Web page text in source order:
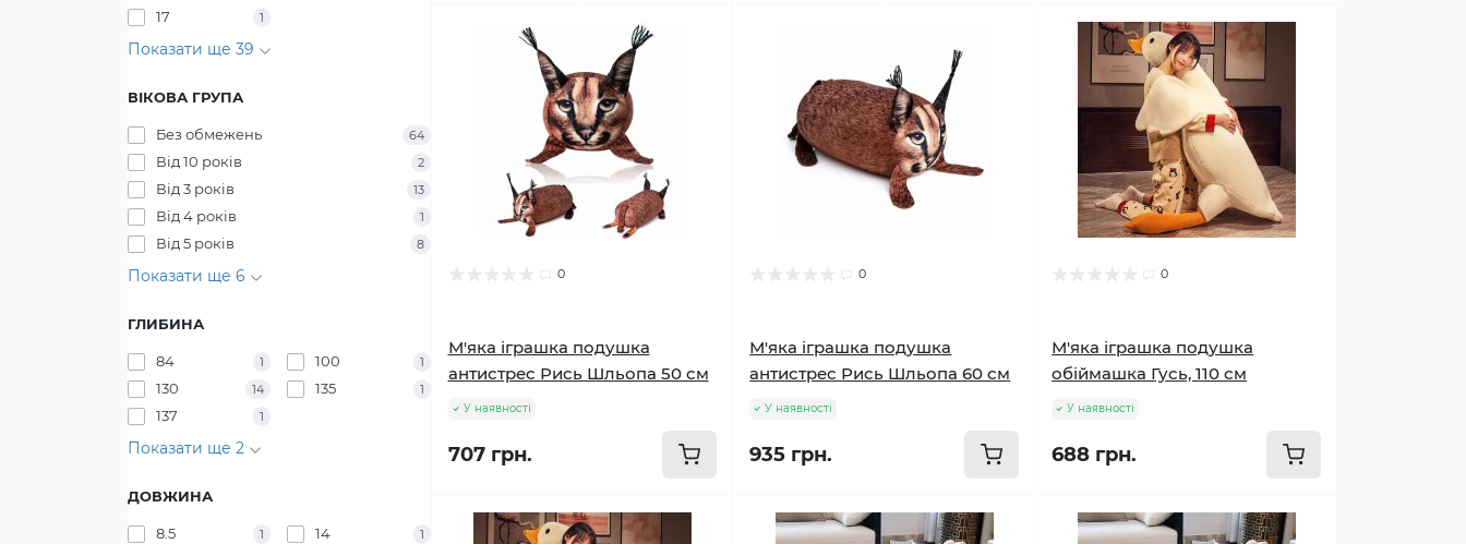
17 1
Показати ще 39
ВІКОВА ГРУПА
Без обмежень 64
Від 10 років 2
Від 3 років 13
Від 4 років 1
Від 5 років 8
Показати ще 6
ГЛИБИНА
84 1 100 1
130 14 135 1
137 1
Показати ще 2
ДОВЖИНА
8.5 1 14 1
0
М'яка іграшка подушка
антистрес Рись Шльопа 50 см
У наявності
707 грн.
0
М'яка іграшка подушка
антистрес Рись Шльопа 60 см
У наявності
935 грн.
0
М'яка іграшка подушка
обіймашка Гусь, 110 см
У наявності
688 грн.